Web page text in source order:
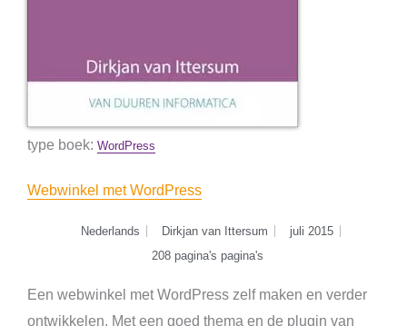
type boek: WordPress
Webwinkel met WordPress
Nederlands Dirkjan van Ittersum
juli 2015
208 pagina's pagina's
Een webwinkel met WordPress zelf maken en verder
ontwikkelen. Met een goed thema en de plugin van